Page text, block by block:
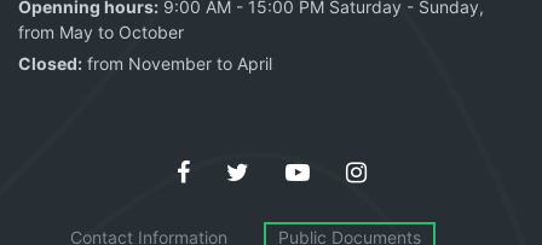
Openning hours: 9:00 AM - 15:00 PM Saturday - Sunday,
from May to October
Closed: from November to April
Contact Information
Public Documents